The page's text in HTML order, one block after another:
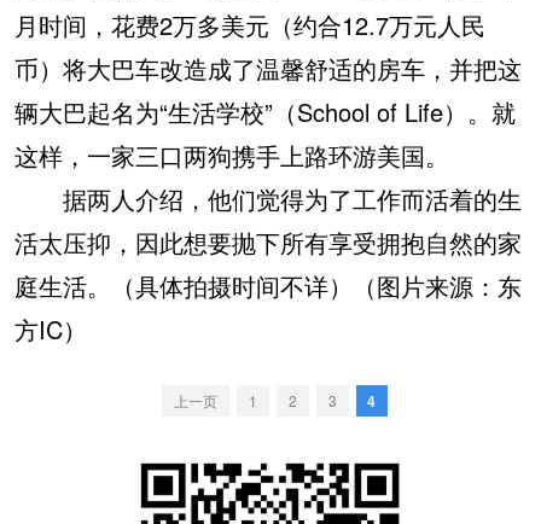
月时间，花费2万多美元（约合12.7万元人民
币）将大巴车改造成了温馨舒适的房车，并把这
辆大巴起名为“生活学校”（School of Life）。就
这样，一家三口两狗携手上路环游美国。
据两人介绍，他们觉得为了工作而活着的生
活太压抑，因此想要抛下所有享受拥抱自然的家
庭生活。（具体拍摄时间不详）（图片来源：东
方IC）
上一页 1 2 3 4